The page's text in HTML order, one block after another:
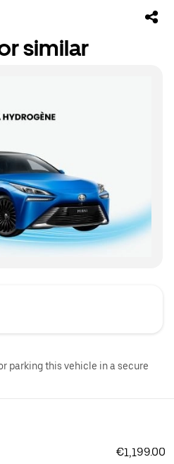
similar
parking this vehicle in a secure
€1,199.00